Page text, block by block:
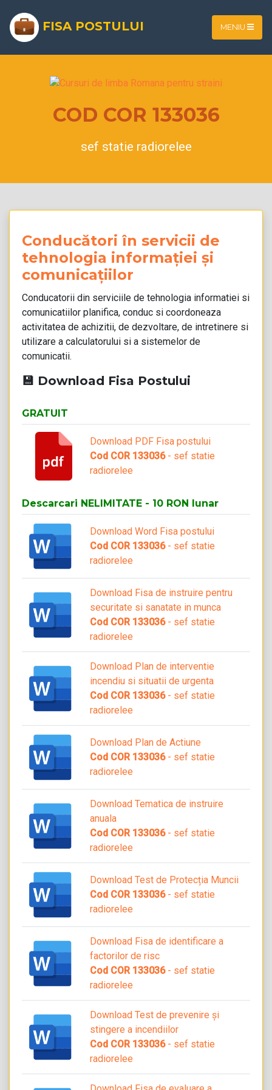
FISA POSTULUI MENIU
COD COR 133036
sef statie radiorelee
Conducători în servicii de
tehnologia informației și
comunicațiilor
Conducatorii din serviciile de tehnologia informatiei si
comunicatiilor planifica, conduc si coordoneaza
activitatea de achizitii, de dezvoltare, de intretinere si
utilizare a calculatorului si a sistemelor de
comunicatii.
💾 Download Fisa Postului
GRATUIT
Download PDF Fisa postului
Cod COR 133036- sef statie
radiorelee
Descarcari NELIMITATE - 10 RON lunar
Download Word Fisa postului
Cod COR 133036- sef statie
radiorelee
Download Fisa de instruire pentru
securitate si sanatate in munca
Cod COR 133036- sef statie
radiorelee
Download Plan de interventie
incendiu si situatii de urgenta
Cod COR 133036- sef statie
radiorelee
Download Plan de Actiune
Cod COR 133036- sef statie
radiorelee
Download Tematica de instruire
anuala
Cod COR 133036- sef statie
radiorelee
Download Test de Protecția Muncii
Cod COR 133036- sef statie
radiorelee
Download Fisa de identificare a
factorilor de risc
Cod COR 133036- sef statie
radiorelee
Download Test de prevenire și
stingere a incendiilor
Cod COR 133036- sef statie
radiorelee